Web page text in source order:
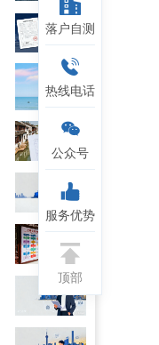
落户自测
热线电话
公众号
服务优势
顶部